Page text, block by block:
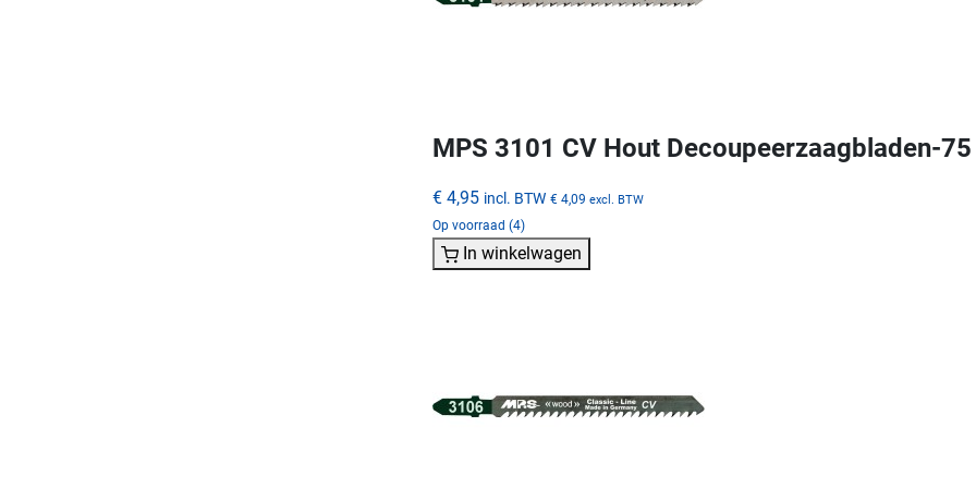
MPS 3101 CV Hout Decoupeerzaagbladen-
€ 4,95 incl. BTW € 4,09 excl. BTW
Op voorraad (4)
In winkelwagen